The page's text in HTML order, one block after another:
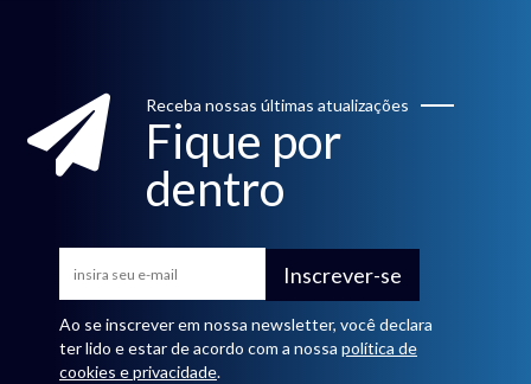
Receba nossas últimas atualizações
Fique por
dentro
Inscrever-se
Ao se inscrever em nossa newsletter, você declara
ter lido e estar de acordo com a nossa política de
cookies e privacidade.